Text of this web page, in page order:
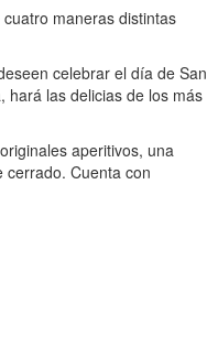
maneras distintas
celebrar el día de San
hará las delicias de los más
aperitivos, una
Cuenta con